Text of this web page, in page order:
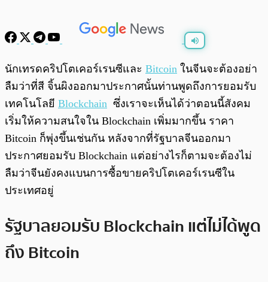
พร้อมเล่น /
นักเทรดคริปโตเคอร์เรนซีและ Bitcoin ในจีนจะต้องอย่า
ลืมว่าที่สี จิ้นผิงออกมาประกาศนั้นท่านพูดถึงการยอมรับ
เทคโนโลยี Blockchain ซึ่งเราจะเห็นได้ว่าตอนนี้สังคม
เริ่มให้ความสนใจใน Blockchain เพิ่มมากขึ้น ราคา
Bitcoin ก็พุ่งขึ้นเช่นกัน หลังจากที่รัฐบาลจีนออกมา
ประกาศยอมรับ Blockchain แต่อย่างไรก็ตามจะต้องไม่
ลืมว่าจีนยังคงแบนการซื้อขายคริปโตเคอร์เรนซีใน
ประเทศอยู่
รัฐบาลยอมรับ Blockchain แต่ไม่ได้พูด
ถึง Bitcoin